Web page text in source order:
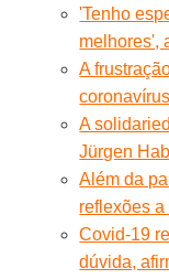
'Tenho
melhores',
A
A
Jürgen
Além da
reflexões
Covid-19
dúvida,